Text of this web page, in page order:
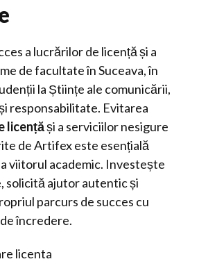
a lucrărilor de licență și a
de facultate în Suceava, în
la Științe ale comunicării,
responsabilitate. Evitarea
licențăși a serviciilor nesigure
de Artifex este esențială
viitorul academic. Investește
solicită ajutor autentic și
parcurs de succes cu
încredere.
licenta